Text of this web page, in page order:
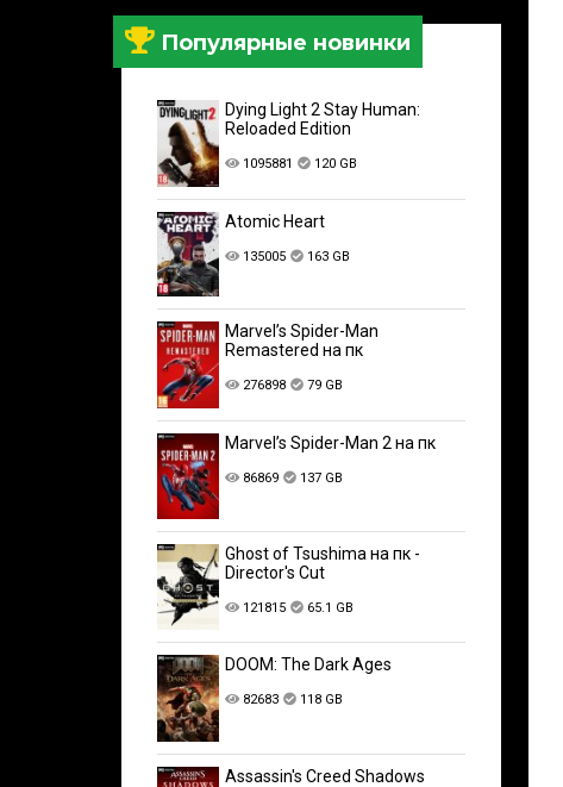
Популярные новинки
Dying Light 2 Stay Human:
Reloaded Edition
1095881 120 GB
Atomic Heart
135005 163 GB
Marvel’s Spider-Man
Remastered на пк
276898 79 GB
Marvel’s Spider-Man 2 на пк
86869 137 GB
Ghost of Tsushima на пк -
Director's Cut
121815 65.1 GB
DOOM: The Dark Ages
82683 118 GB
Assassin's Creed Shadows